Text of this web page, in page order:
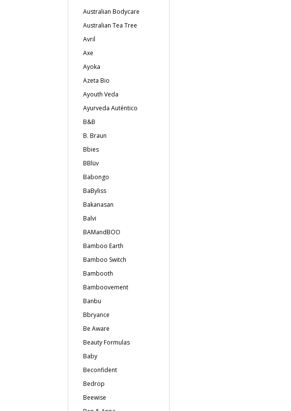
Australian Bodycare
Australian Tea Tree
Avril
Axe
Ayoka
Azeta Bio
Ayouth Veda
Ayurveda Auténtico
B&B
B. Braun
Bbies
BBlüv
Babongo
BaByliss
Bakanasan
Balvi
BAMandBOO
Bamboo Earth
Bamboo Switch
Bambooth
Bamboovement
Banbu
Bbryance
Be Aware
Beauty Formulas
Baby
Beconfident
Bedrop
Beewise